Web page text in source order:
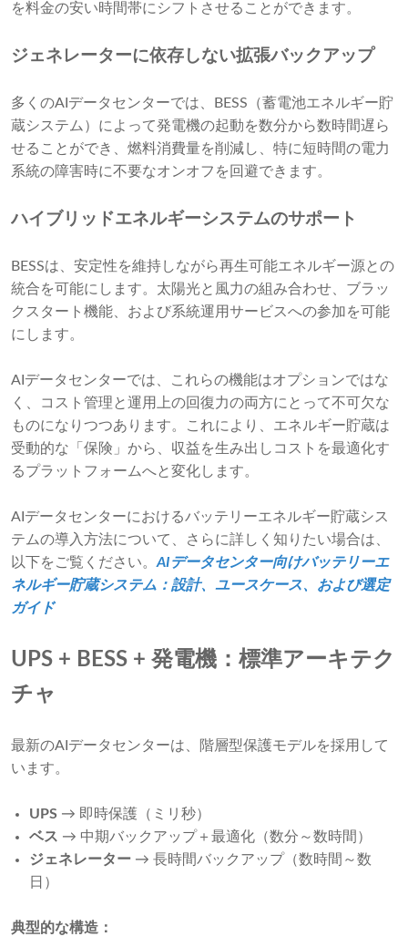
を料金の安い時間帯にシフトさせることができます。
ジェネレーターに依存しない拡張バックアップ
多くのAIデータセンターでは、BESS（蓄電池エネルギー貯
蔵システム）によって発電機の起動を数分から数時間遅ら
せることができ、燃料消費量を削減し、特に短時間の電力
系統の障害時に不要なオンオフを回避できます。
ハイブリッドエネルギーシステムのサポート
BESSは、安定性を維持しながら再生可能エネルギー源との
統合を可能にします。太陽光と風力の組み合わせ、ブラッ
クスタート機能、および系統運用サービスへの参加を可能
にします。
AIデータセンターでは、これらの機能はオプションではな
く、コスト管理と運用上の回復力の両方にとって不可欠な
ものになりつつあります。これにより、エネルギー貯蔵は
受動的な「保険」から、収益を生み出しコストを最適化す
るプラットフォームへと変化します。
AIデータセンターにおけるバッテリーエネルギー貯蔵シス
テムの導入方法について、さらに詳しく知りたい場合は、
以下をご覧ください。 AIデータセンター向けバッテリーエ
ネルギー貯蔵システム：設計、ユースケース、および選定
ガイド
UPS + BESS + 発電機：標準アーキテク
チャ
最新のAIデータセンターは、階層型保護モデルを採用して
います。
UPS → 即時保護（ミリ秒）
ベス → 中期バックアップ＋最適化（数分～数時間）
ジェネレーター → 長時間バックアップ（数時間～数
日）
典型的な構造：